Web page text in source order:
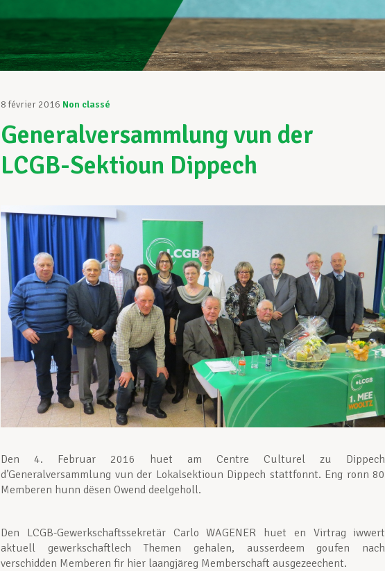
8 février 2016 Non classé
Generalversammlung vun der
LCGB-Sektioun Dippech
Den 4. Februar 2016 huet am Centre Culturel zu Dippech
d’Generalversammlung vun der Lokalsektioun Dippech stattfonnt. Eng ronn 80
Memberen hunn dësen Owend deelgeholl.
Den LCGB-Gewerkschaftssekretär Carlo WAGENER huet en Virtrag iwwert
aktuell gewerkschaftlech Themen gehalen, ausserdeem goufen nach
verschidden Memberen fir hier laangjäreg Memberschaft ausgezeechent.